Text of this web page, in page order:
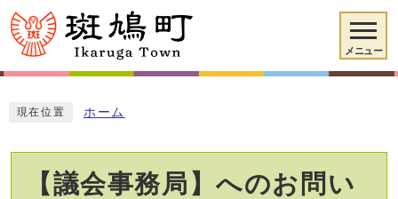
メニュー
現在位置 ホーム
【議会事務局】へのお問い